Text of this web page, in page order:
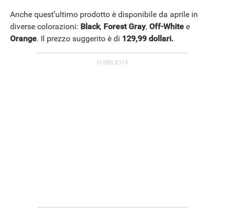
Anche quest’ultimo prodotto è disponibile da aprile in
diverse colorazioni: Black, Forest Gray, Off-White e
Orange. Il prezzo suggerito è di 129,99 dollari.